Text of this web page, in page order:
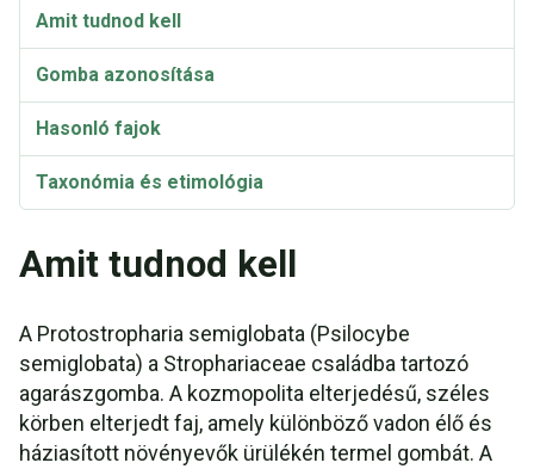
Amit tudnod kell
Gomba azonosítása
Hasonló fajok
Taxonómia és etimológia
Amit tudnod kell
A Protostropharia semiglobata (Psilocybe
semiglobata) a Strophariaceae családba tartozó
agarászgomba. A kozmopolita elterjedésű, széles
körben elterjedt faj, amely különböző vadon élő és
háziasított növényevők ürülékén termel gombát. A